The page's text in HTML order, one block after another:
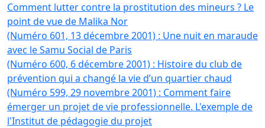
Comment lutter contre la prostitution des mineurs ? Le
point de vue de Malika Nor
(Numéro 601, 13 décembre 2001) : Une nuit en maraude
avec le Samu Social de Paris
(Numéro 600, 6 décembre 2001) : Histoire du club de
prévention qui a changé la vie d’un quartier chaud
(Numéro 599, 29 novembre 2001) : Comment faire
émerger un projet de vie professionnelle. L'exemple de
l'Institut de pédagogie du projet